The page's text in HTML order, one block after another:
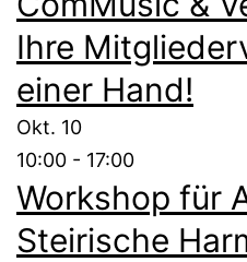
Ihre
einer Hand!
Okt. 10
10:00 - 17:00
Workshop für
Steirische